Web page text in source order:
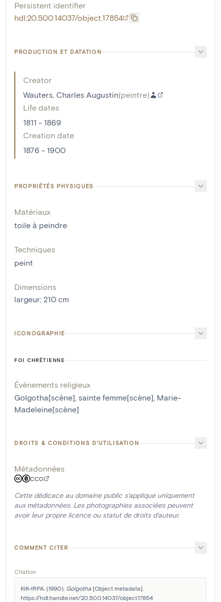
Persistent identifier
hdl:20.500.14037/object.17854
PRODUCTION ET DATATION
Creator
Wauters, Charles Augustin(peintre)
Life dates
1811 - 1869
Creation date
1876 - 1900
PROPRIÉTÉS PHYSIQUES
Matériaux
toile à peindre
Techniques
peint
Dimensions
largeur: 210 cm
ICONOGRAPHIE
FOI CHRÉTIENNE
Événements religieux
Golgotha[scène], sainte femme[scène], Marie-
Madeleine[scène]
DROITS & CONDITIONS D'UTILISATION
Métadonnées
CC0
Cette dédicace au domaine public s'applique uniquement
aux métadonnées. Les photographies associées peuvent
avoir leur propre licence ou statut de droits d'auteur.
COMMENT CITER
Citation
KIK-IRPA. (1990). Golgotha [Object metadata].
https://hdl.handle.net/20.500.14037/object.17854